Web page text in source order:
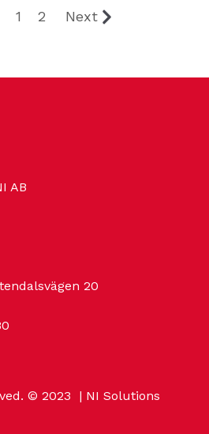
1 2 Next
AB
20
© 2023 | NI Solutions